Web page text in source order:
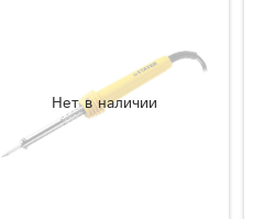
Нет в наличии